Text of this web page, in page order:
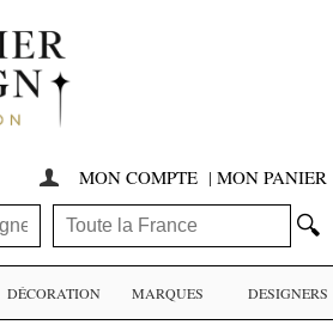
 MON COMPTE | MON PANIER
🔍
DÉCORATION MARQUES DESIGNERS